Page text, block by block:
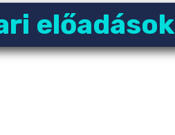
előadások